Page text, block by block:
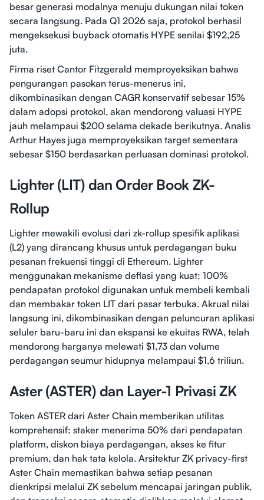
besar generasi modalnya menuju dukungan nilai token
secara langsung. Pada Q1 2026 saja, protokol berhasil
mengeksekusi buyback otomatis HYPE senilai $192,25
juta.
Firma riset Cantor Fitzgerald memproyeksikan bahwa
pengurangan pasokan terus-menerus ini,
dikombinasikan dengan CAGR konservatif sebesar 15%
dalam adopsi protokol, akan mendorong valuasi HYPE
jauh melampaui $200 selama dekade berikutnya. Analis
Arthur Hayes juga memproyeksikan target sementara
sebesar $150 berdasarkan perluasan dominasi protokol.
Lighter (LIT) dan Order Book ZK-
Rollup
Lighter mewakili evolusi dari zk-rollup spesifik aplikasi
(L2) yang dirancang khusus untuk perdagangan buku
pesanan frekuensi tinggi di Ethereum. Lighter
menggunakan mekanisme deflasi yang kuat: 100%
pendapatan protokol digunakan untuk membeli kembali
dan membakar token LIT dari pasar terbuka. Akrual nilai
langsung ini, dikombinasikan dengan peluncuran aplikasi
seluler baru-baru ini dan ekspansi ke ekuitas RWA, telah
mendorong harganya melewati $1,73 dan volume
perdagangan seumur hidupnya melampaui $1,6 triliun.
Aster (ASTER) dan Layer-1 Privasi ZK
Token ASTER dari Aster Chain memberikan utilitas
komprehensif: staker menerima 50% dari pendapatan
platform, diskon biaya perdagangan, akses ke fitur
premium, dan hak tata kelola. Arsitektur ZK privacy-first
Aster Chain memastikan bahwa setiap pesanan
dienkripsi melalui ZK sebelum mencapai jaringan publik,